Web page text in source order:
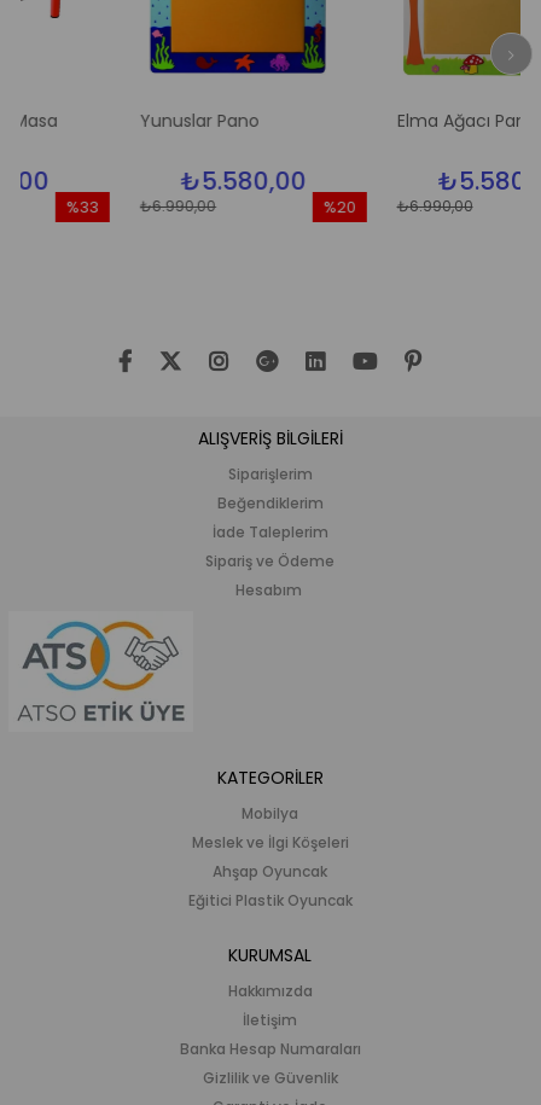
Yunuslar Pano
₺5.580,00
₺6.990,00
Elma Ağacı Pano
₺5.580,00
₺6.990,00
ALIŞVERİŞ BİLGİLERİ
Siparişlerim
Beğendiklerim
İade Taleplerim
Sipariş ve Ödeme
Hesabım
KATEGORİLER
Mobilya
Meslek ve İlgi Köşeleri
Ahşap Oyuncak
Eğitici Plastik Oyuncak
KURUMSAL
Hakkımızda
İletişim
Banka Hesap Numaraları
Gizlilik ve Güvenlik